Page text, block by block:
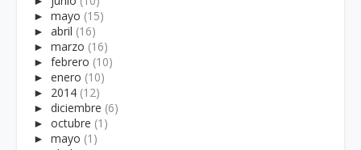
► mayo (15)
► abril (16)
► marzo (16)
► febrero (10)
► enero (10)
► 2014 (12)
► diciembre (6)
► octubre (1)
► mayo (1)